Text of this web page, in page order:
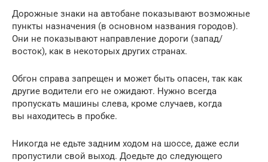
Дорожные знаки на автобане показывают возможные
пункты назначения (в основном названия городов).
Они не показывают направление дороги (запад/
восток), как в некоторых других странах.
Обгон справа запрещен и может быть опасен, так как
другие водители его не ожидают. Нужно всегда
пропускать машины слева, кроме случаев, когда
вы находитесь в пробке.
Никогда не едьте задним ходом на шоссе, даже если
пропустили свой выход. Доедьте до следующего